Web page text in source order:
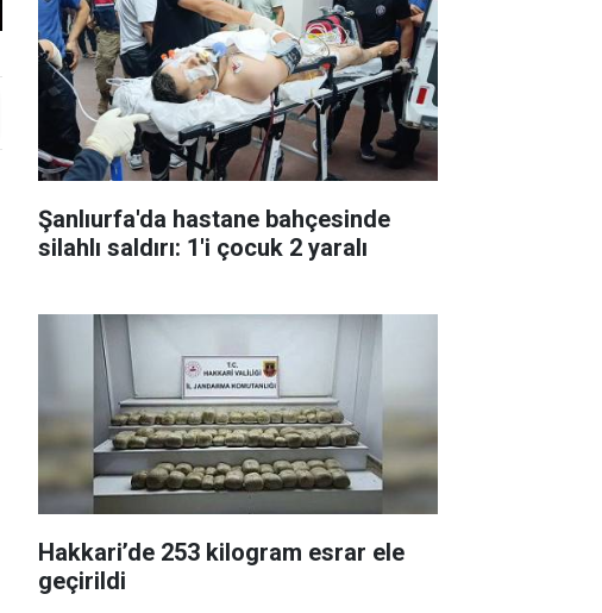
Şanlıurfa'da hastane bahçesinde
silahlı saldırı: 1'i çocuk 2 yaralı
Hakkari’de 253 kilogram esrar ele
geçirildi